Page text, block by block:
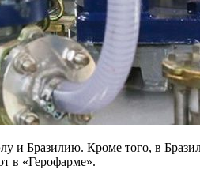
и Бразилию. Кроме того, в
в «Герофарме».